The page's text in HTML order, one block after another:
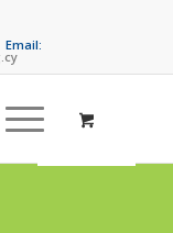
|Email: